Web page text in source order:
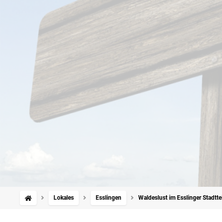
Lokales Esslingen Waldeslust im Esslinger